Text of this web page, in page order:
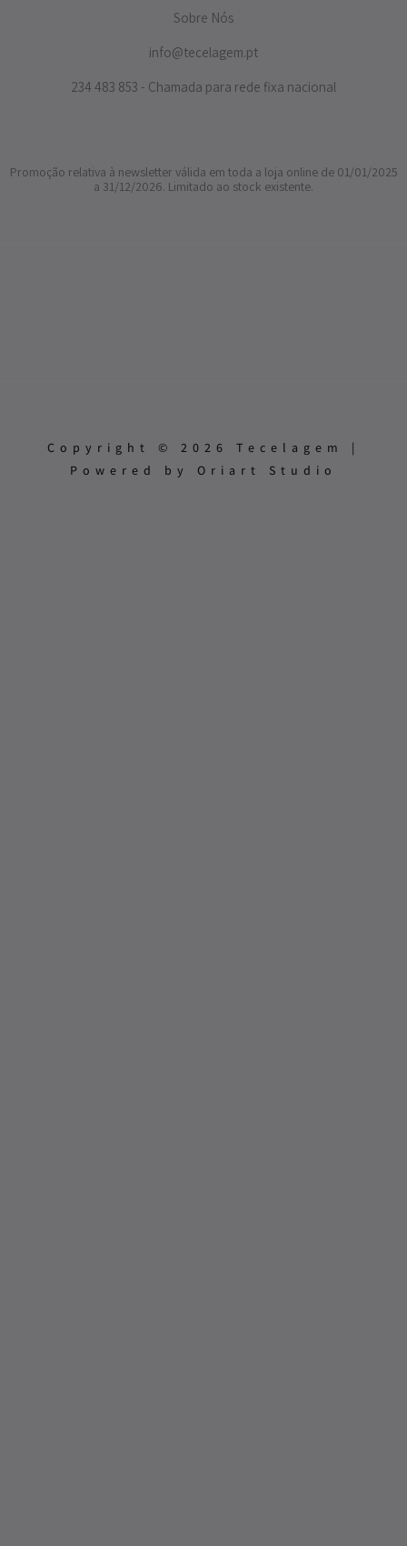
Sobre Nós
info@tecelagem.pt
234 483 853 - Chamada para rede fixa nacional
Promoção relativa à newsletter válida em toda a loja online de 01/01/2025
a 31/12/2026. Limitado ao stock existente.
Copyright © 2026 Tecelagem |
Powered by Oriart Studio